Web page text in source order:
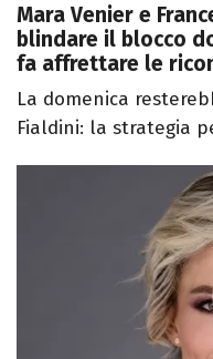
Mara Venier e
blindare il blocco
fa affrettare le
La domenica
Fialdini: la strategia